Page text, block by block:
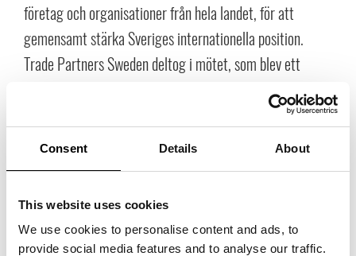
Consent Details About
This website uses cookies
We use cookies to personalise content and ads, to
provide social media features and to analyse our traffic.
företag och organisationer från hela landet, för att
gemensamt stärka Sveriges internationella position.
Trade Partners Sweden deltog i mötet, som blev ett
tydligt kvitto på både Sveriges styrka i ett globalt
sammanhang och det gemensamma ansvar vi delar för
att fortsätta driva utvecklingen framåt.
dagen ett tydligt kvitto på både Sveriges styrka och vårt
gemensamma ansvar framåt.